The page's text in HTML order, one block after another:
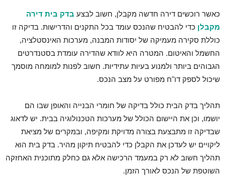
כאשר רוכשים דירה חדשה מקבלן, חשוב לבצע בדק בית דירה
מקבלן כדי להבטיח שהנכס עומד בכל התקנים והדרישות. בדיקה זו
כוללת סקירה מעמיקה של יסודות המבנה, מערכות האינסטלציה,
החשמל והאיטום. המטרה היא לוודא שהדירה עומדת בסטנדרטים
הגבוהים ביותר ולמנוע בעיות עתידיות. חשוב לפנות למומחה מוסמך
שיכול לספק דו"ח מפורט על מצב הנכס.
תהליך בדק הבית כולל בדיקה של חומרי הבנייה והאופן שבו הם
יושמו, וכן את היישום הכולל של מערכות הטכנולוגיה בבית. יש לדאוג
שבדיקה זו מתבצעת בצורה מדויקת ומקיפה, ובמקרים של מציאת
ליקויים יש לעדכן את הקבלן כדי להבטיח תיקון מהיר. בדק בית הוא
תהליך חשוב לא רק במעמד הרכישה אלא גם כחלק מתוכנית האחזקה
השוטפת של הנכס לאורך הזמן.